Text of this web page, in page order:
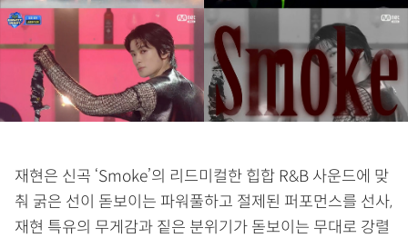
재현은 신곡 ‘Smoke’의 리드미컬한 힙합 R&B 사운드에 맞
춰 굵은 선이 돋보이는 파워풀하고 절제된 퍼포먼스를 선사,
재현 특유의 무게감과 짙은 분위기가 돋보이는 무대로 강렬